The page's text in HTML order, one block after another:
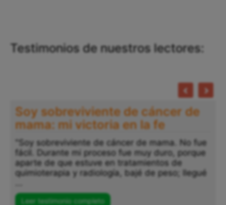
Testimonios de nuestros lectores:
Soy sobreviviente de cáncer de
mama: mi victoria en la fe
"Soy sobreviviente de cáncer de mama. No fue
fácil. Durante mi proceso fue muy duro, porque
aparte de que estuve en tratamientos de
quimioterapia y radiología, bajé de peso; llegué
Leer testimonio completo